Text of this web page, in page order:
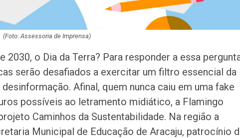
(Foto: Assessoria de Imprensa)
2030, o Dia da Terra? Para responder a essa
serão desafiados a exercitar um filtro essencial da
Afinal, quem nunca caiu em uma fake
possíveis ao letramento midiático, a Flamingo
Caminhos da Sustentabilidade. Na região a
Municipal de Educação de Aracaju, patrocínio